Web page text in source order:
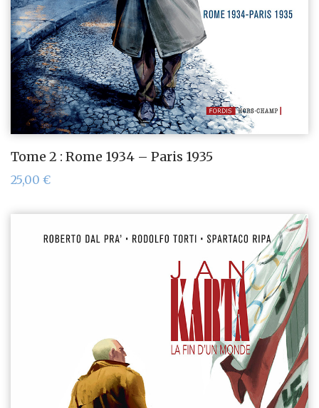
Tome 2 : Rome 1934 – Paris 1935
25,00 €